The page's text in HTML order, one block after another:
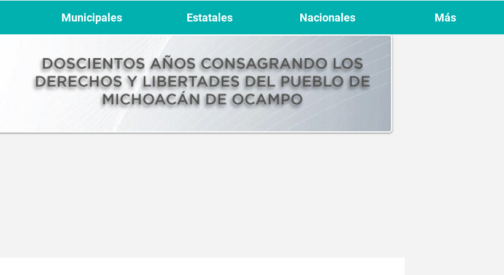
Municipales Estatales Nacionales Más